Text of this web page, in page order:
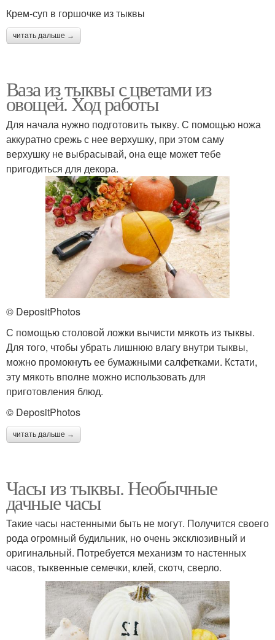
Крем-суп в горшочке из тыквы
читать дальше →
Ваза из тыквы с цветами из
овощей. Ход работы
Для начала нужно подготовить тыкву. С помощью ножа
аккуратно срежь с нее верхушку, при этом саму
верхушку не выбрасывай, она еще может тебе
пригодиться для декора.
© DepositPhotos
С помощью столовой ложки вычисти мякоть из тыквы.
Для того, чтобы убрать лишнюю влагу внутри тыквы,
можно промокнуть ее бумажными салфетками. Кстати,
эту мякоть вполне можно использовать для
приготовления блюд.
© DepositPhotos
читать дальше →
Часы из тыквы. Необычные
дачные часы
Такие часы настенными быть не могут. Получится своего
рода огромный будильник, но очень эксклюзивный и
оригинальный. Потребуется механизм то настенных
часов, тыквенные семечки, клей, скотч, сверло.